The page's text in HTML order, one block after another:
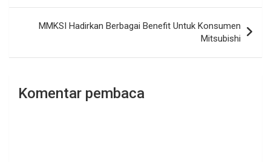
MMKSI Hadirkan Berbagai Benefit Untuk Konsumen
Mitsubishi
Komentar pembaca